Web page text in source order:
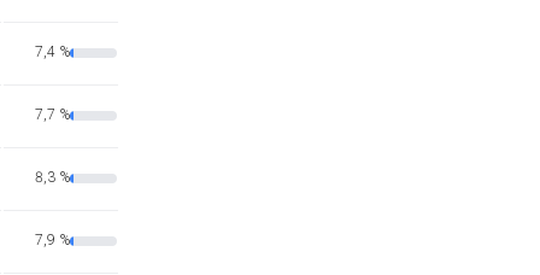
7,4 %
7,7 %
8,3 %
7,9 %